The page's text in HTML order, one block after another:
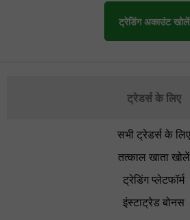
ट्रेडिंग अकाउंट खोलें
ट्रेडर्स के लिए
सभी ट्रेडर्स के लिए
तत्काल खाता खोलें
ट्रेडिंग प्लेटफॉर्म
इंस्टाट्रेड बोनस